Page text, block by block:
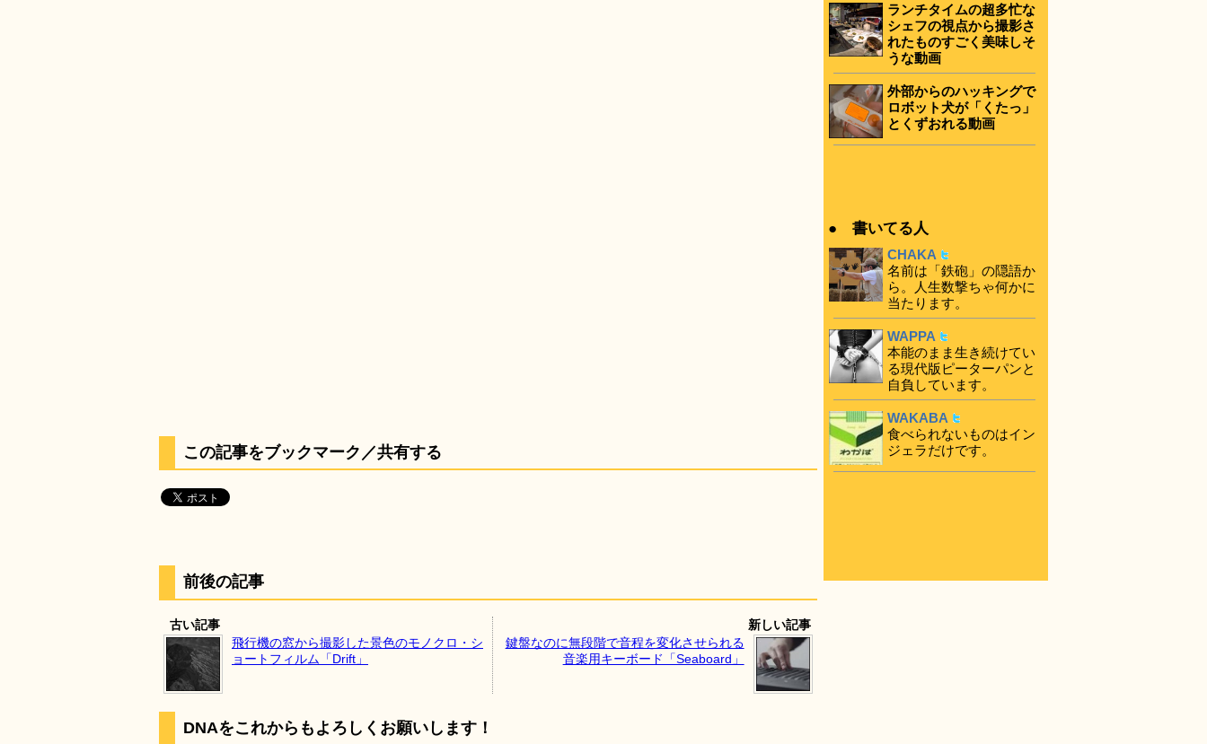
この記事をブックマーク／共有する
前後の記事
古い記事
飛行機の窓から撮影した景色のモノクロ・シ
ョートフィルム「Drift」
新しい記事
鍵盤なのに無段階で音程を変化させられる
音楽用キーボード「Seaboard」
DNAをこれからもよろしくお願いします！
ランチタイムの超多忙な
シェフの視点から撮影さ
れたものすごく美味しそ
うな動画
外部からのハッキングで
ロボット犬が「くたっ」
とくずおれる動画
● 書いてる人
CHAKA
名前は「鉄砲」の隠語か
ら。人生数撃ちゃ何かに
当たります。
WAPPA
本能のまま生き続けてい
る現代版ピーターパンと
自負しています。
WAKABA
食べられないものはイン
ジェラだけです。